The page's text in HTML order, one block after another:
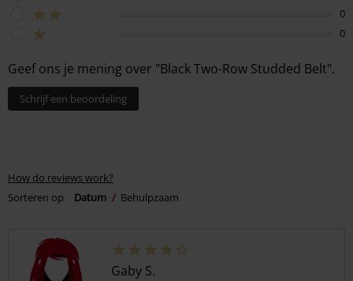
0
0
Geef ons je mening over "Black Two-Row Studded Belt".
Schrijf een beoordeling
How do reviews work?
Sorteren op
Datum Behulpzaam
Gaby S.